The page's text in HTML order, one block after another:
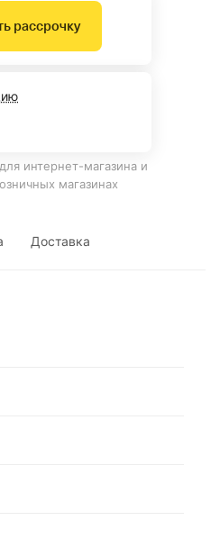
рассрочку
интернет-магазина и
магазинах
Доставка